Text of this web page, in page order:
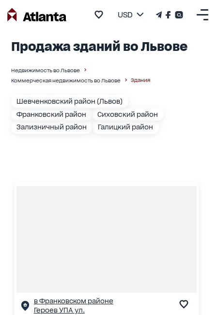
USD
Продажа зданий во Львове
Недвижимость во Львове
Коммерческая недвижимость во Львове
Здания
Шевченковский район (Львов)
Франковский район
Сиховский район
Зализничный район
Галицкий район
в Франковском районе
Героев УПА ул.